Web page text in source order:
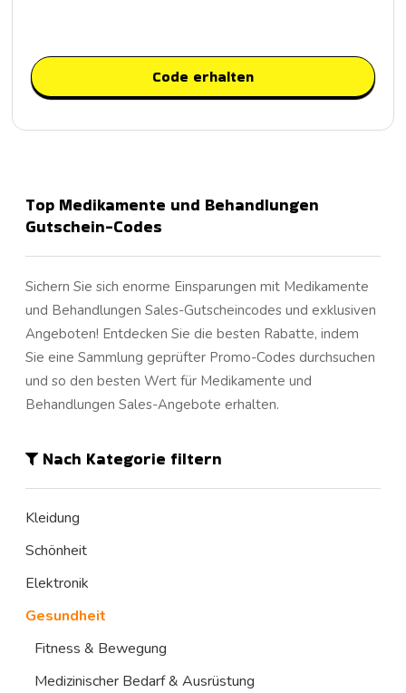
Code erhalten
Top Medikamente und Behandlungen
Gutschein-Codes
Sichern Sie sich enorme Einsparungen mit Medikamente
und Behandlungen Sales-Gutscheincodes und exklusiven
Angeboten! Entdecken Sie die besten Rabatte, indem
Sie eine Sammlung geprüfter Promo-Codes durchsuchen
und so den besten Wert für Medikamente und
Behandlungen Sales-Angebote erhalten.
Nach Kategorie filtern
Kleidung
Schönheit
Elektronik
Gesundheit
Fitness & Bewegung
Medizinischer Bedarf & Ausrüstung